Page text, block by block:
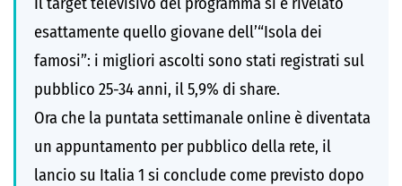
esattamente quello giovane dell’“Isola dei
famosi”: i migliori ascolti sono stati registrati sul
pubblico 25-34 anni, il 5,9% di share.
Ora che la puntata settimanale online è diventata
un appuntamento per pubblico della rete, il
lancio su Italia 1 si conclude come previsto dopo